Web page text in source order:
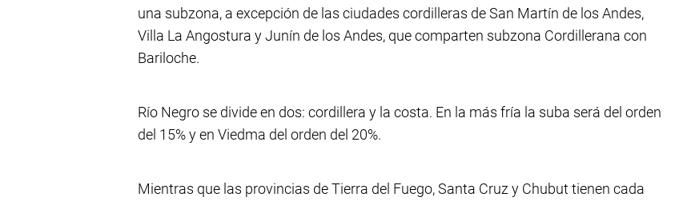
una subzona, a excepción de las ciudades cordilleras de San Martín de los Andes,
Villa La Angostura y Junín de los Andes, que comparten subzona Cordillerana con
Bariloche.
Río Negro se divide en dos: cordillera y la costa. En la más fría la suba será del orden
del 15% y en Viedma del orden del 20%.
Mientras que las provincias de Tierra del Fuego, Santa Cruz y Chubut tienen cada